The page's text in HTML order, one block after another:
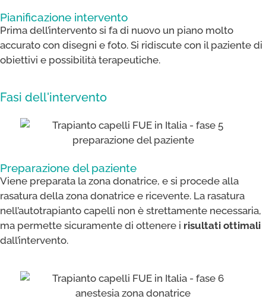
Pianificazione intervento​
Prima dell’intervento si fa di nuovo un piano molto
accurato con disegni e foto. Si ridiscute con il paziente di
obiettivi e possibilità terapeutiche.
Fasi dell'intervento
Preparazione del paziente​
Viene preparata la zona donatrice, e si procede alla
rasatura della zona donatrice e ricevente. La rasatura
nell’autotrapianto capelli non è strettamente necessaria,
ma permette sicuramente di ottenere i risultati ottimali
dall’intervento.